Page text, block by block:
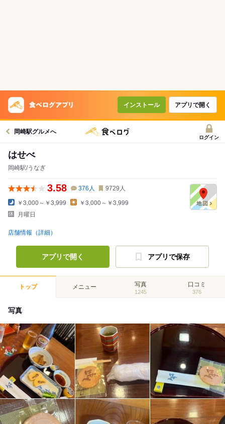
インストール アプリで開く
岡崎駅グルメへ
ログイン
はせべ
岡崎駅/うなぎ
3.58 376 人 9729 人
￥3,000～￥3,999
￥3,000～￥3,999
月曜日
店舗情報（詳細）
アプリで開く アプリで保存
トップ メニュー 写真
1245
口コミ
376
写真